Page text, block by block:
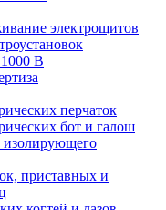
электрощитов
В
перчаток
бот и галош
изолирующего
приставных и